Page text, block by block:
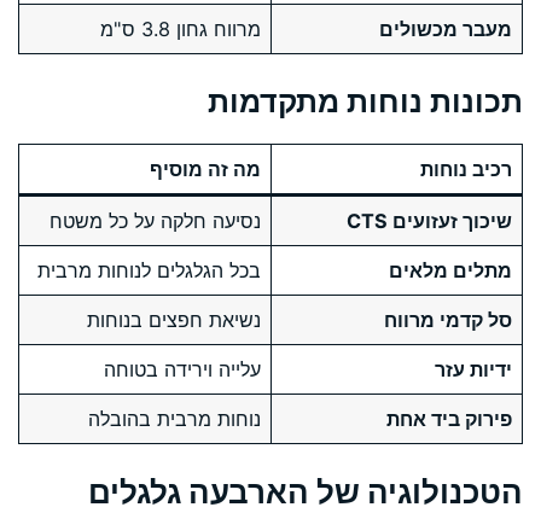
מעבר מכשולים מרווח גחון 3.8 ס"מ
תכונות נוחות מתקדמות
רכיב נוחות מה זה מוסיף
שיכוך זעזועים CTS נסיעה חלקה על כל משטח
מתלים מלאים בכל הגלגלים לנוחות מרבית
סל קדמי מרווח נשיאת חפצים בנוחות
ידיות עזר עלייה וירידה בטוחה
פירוק ביד אחת נוחות מרבית בהובלה
הטכנולוגיה של הארבעה גלגלים